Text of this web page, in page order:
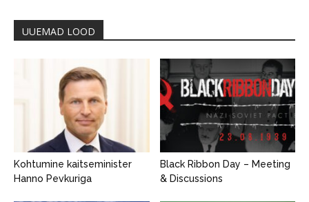
UUEMAD LOOD
Kohtumine kaitseminister
Hanno Pevkuriga
Black Ribbon Day – Meeting
& Discussions